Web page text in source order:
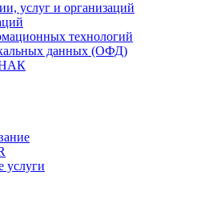
услуг и организаций
технологий
данных (ОФД)
услуги